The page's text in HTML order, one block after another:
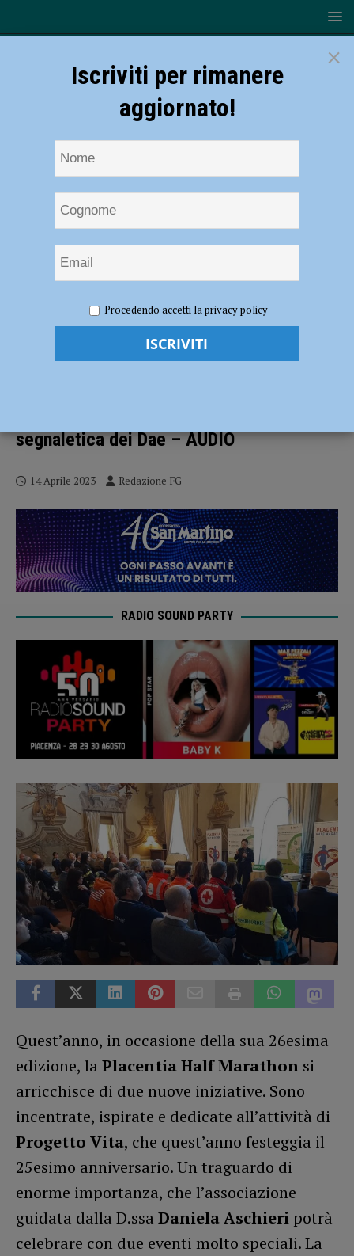
Marathon celebra Progetto Vita: salvati e salvatori insieme per una
staffetta, aziende unite per la segnaletica dei Dae – AUDIO
La Placentia Half Marathon celebra
segnaletica dei Dae – AUDIO
14 Aprile 2023 Redazione FG
RADIO SOUND PARTY
Quest’anno, in occasione della sua 26esima
edizione, la Placentia Half Marathon si
arricchisce di due nuove iniziative. Sono
incentrate, ispirate e dedicate all’attività di
Progetto Vita, che quest’anno festeggia il
25esimo anniversario. Un traguardo di
enorme importanza, che l’associazione
guidata dalla D.ssa Daniela Aschieri potrà
celebrare con due eventi molto speciali. La
×
Iscriviti per rimanere
aggiornato!
Procedendo accetti la privacy policy